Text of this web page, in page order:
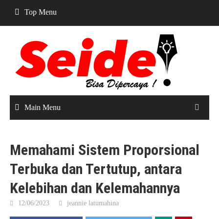
content
Top Menu
Main Menu
Memahami Sistem Proporsional
Terbuka dan Tertutup, antara
Kelebihan dan Kelemahannya
12/06/2023 jeannie latumahina